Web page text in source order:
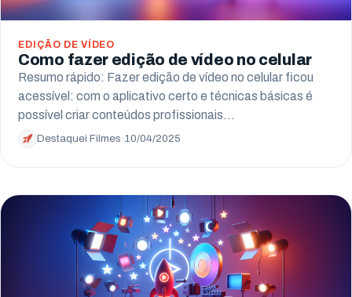
EDIÇÃO DE VÍDEO
Como fazer edição de vídeo no celular
Resumo rápido: Fazer edição de vídeo no celular ficou
acessível: com o aplicativo certo e técnicas básicas é
possível criar conteúdos profissionais…
Destaquei Filmes ·10/04/2025